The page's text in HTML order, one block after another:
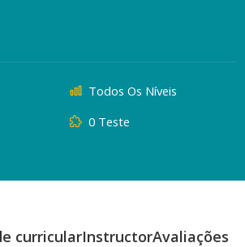
Todos Os Níveis
0 Teste
curricularInstructorAvaliações